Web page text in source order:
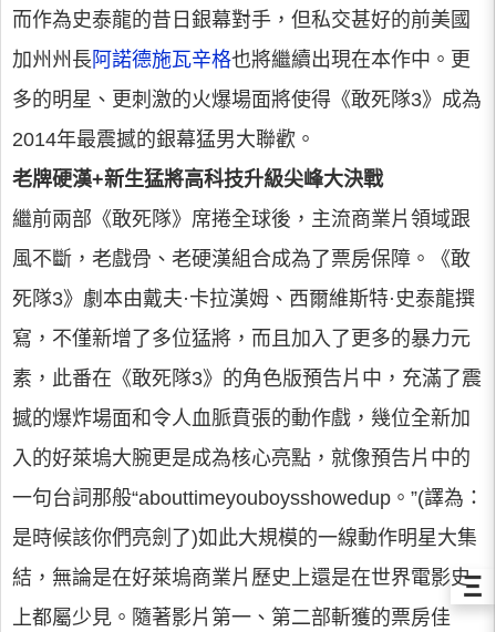
而作為史泰龍的昔日銀幕對手，但私交甚好的前美國
加州州長 阿諾德施瓦辛格也將繼續出現在本作中。更
多的明星、更刺激的火爆場面將使得《敢死隊3》成為
2014年最震撼的銀幕猛男大聯歡。
老牌硬漢+新生猛將高科技升級尖峰大決戰
繼前兩部《敢死隊》席捲全球後，主流商業片領域跟
風不斷，老戲骨、老硬漢組合成為了票房保障。《敢
死隊3》劇本由戴夫·卡拉漢姆、西爾維斯特·史泰龍撰
寫，不僅新增了多位猛將，而且加入了更多的暴力元
素，此番在《敢死隊3》的角色版預告片中，充滿了震
撼的爆炸場面和令人血脈賁張的動作戲，幾位全新加
入的好萊塢大腕更是成為核心亮點，就像預告片中的
一句台詞那般“abouttimeyouboysshowedup。”(譯為：
是時候該你們亮劍了)如此大規模的一線動作明星大集
結，無論是在好萊塢商業片歷史上還是在世界電影史
上都屬少見。隨著影片第一、第二部斬獲的票房佳
Ξ